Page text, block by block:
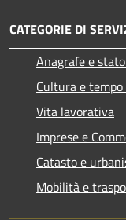
CATEGORIE DI
Anagrafe e
Cultura e
Vita lavorativa
Imprese e
Catasto e
Mobilità e